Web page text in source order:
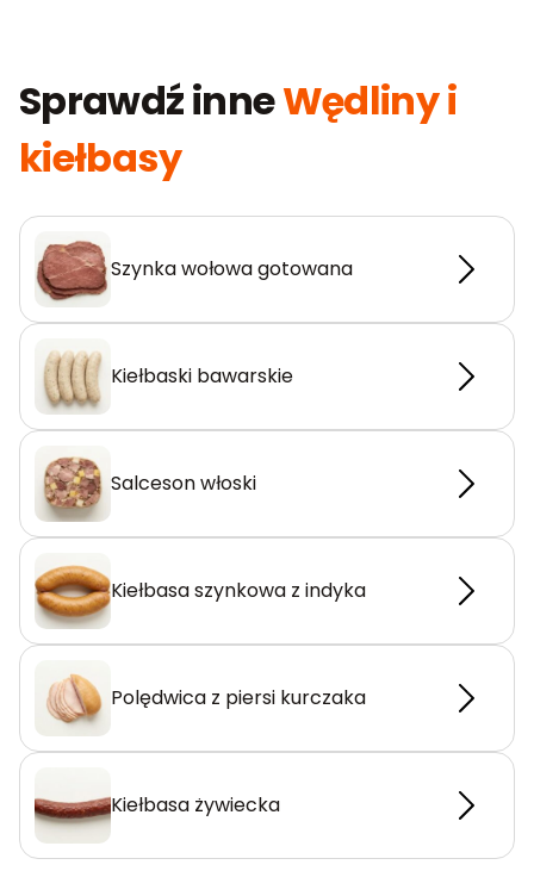
Sprawdź inneWędliny i
kiełbasy
Szynka wołowa gotowana
Kiełbaski bawarskie
Salceson włoski
Kiełbasa szynkowa z indyka
Polędwica z piersi kurczaka
Kiełbasa żywiecka